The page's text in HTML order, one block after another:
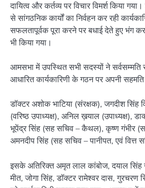
दायित्व और कर्तव्य पर विचार विमर्श किया
से सांगठनिक कार्यों का निर्वहन कर रही
सफलतापूर्वक पूरा करने पर बधाई देते हुए भंग कर
भी किया गया।
आमसभा में उपस्थित सभी सदस्यों ने सर्वसम्मति
आधारित कार्यकारिणी के गठन पर अपनी
डॉक्टर अशोक भाटिया (संरक्षक), जगदीश सिंह
(वरिष्ठ उपाध्यक्ष), अनिल ख़याल (उपाध्यक्ष),
भूपेंद्र सिंह (सह सचिव – कैथल), कृष्ण गंभीर
अमनदीप सिंह (सह सचिव – पानीपत, एवं वित्त
इसके अतिरिक्त अमृत लाल कांबोज, दयाल
मीत, जोगा सिंह, डॉक्टर रामेश्वर दास, गुरचरण